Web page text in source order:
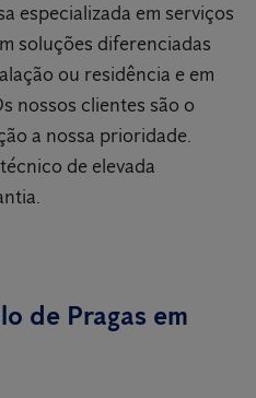
especializada em serviços
soluções diferenciadas
ou residência e em
nossos clientes são o
a nossa prioridade.
de elevada
de Pragas em